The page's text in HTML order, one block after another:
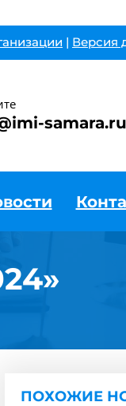
| Версия
samara.ru
ПОХОЖИЕ